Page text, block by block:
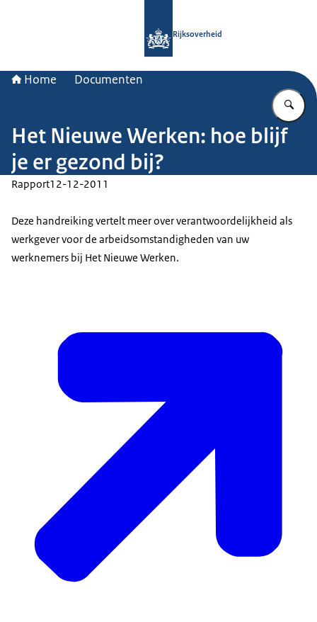
Rijksoverheid
Home Documenten
Het Nieuwe Werken: hoe blijf
je er gezond bij?
Rapport12-12-2011
Deze handreiking vertelt meer over verantwoordelijkheid als
werkgever voor de arbeidsomstandigheden van uw
werknemers bij Het Nieuwe Werken.